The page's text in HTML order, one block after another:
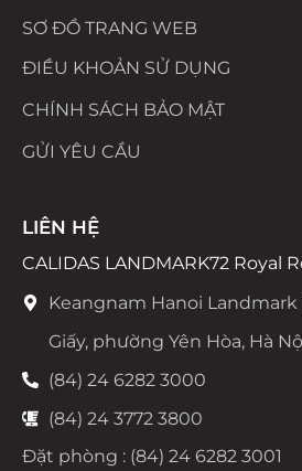
SƠ ĐỒ TRANG WEB
ĐIỀU KHOẢN SỬ DỤNG
CHÍNH SÁCH BẢO MẬT
GỬI YÊU CẦU
LIÊN HỆ
CALIDAS LANDMARK72 Royal
Keangnam Hanoi
Giấy, phường Yên Hòa, Hà
(84) 24 6282 3000
(84) 24 3772 3800
Đặt phòng : (84) 24 6282 3001